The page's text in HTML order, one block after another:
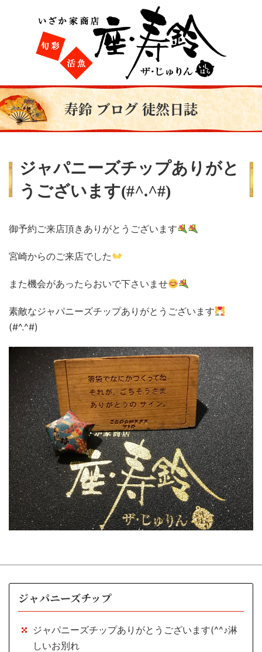
寿鈴 ブログ 徒然日誌
ジャパニーズチップありがと
うございます(#^.^#)
御予約ご来店頂きありがとうございます
宮崎からのご来店でした
また機会があったらおいで下さいませ
素敵なジャパニーズチップありがとうございます
(#^.^#)
ジャパニーズチップ
ジャパニーズチップありがとうございます(^^♪淋
しいお別れ